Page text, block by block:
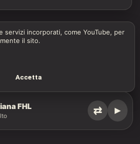
FHL ⇄ ▶
servizi incorporati, come YouTube, per
il sito.
Accetta